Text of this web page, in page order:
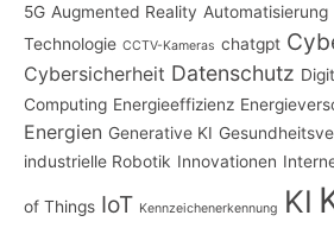
5G Augmented Reality Automatisierung
Technologie CCTV-Kameras chatgpt
Cybersicherheit Datenschutz
Computing Energieeffizienz
Energien Generative KI
industrielle Robotik Innovationen
of Things IoT Kennzeichenerkennung KI